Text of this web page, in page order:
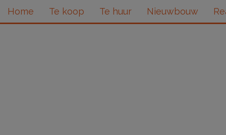
Home Te koop Te huur Nieuwbouw